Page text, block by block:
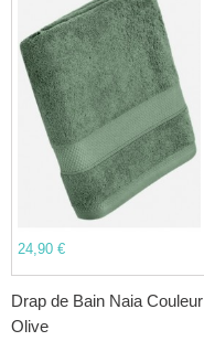
24,90 €
Drap de Bain Naia Couleur
Olive